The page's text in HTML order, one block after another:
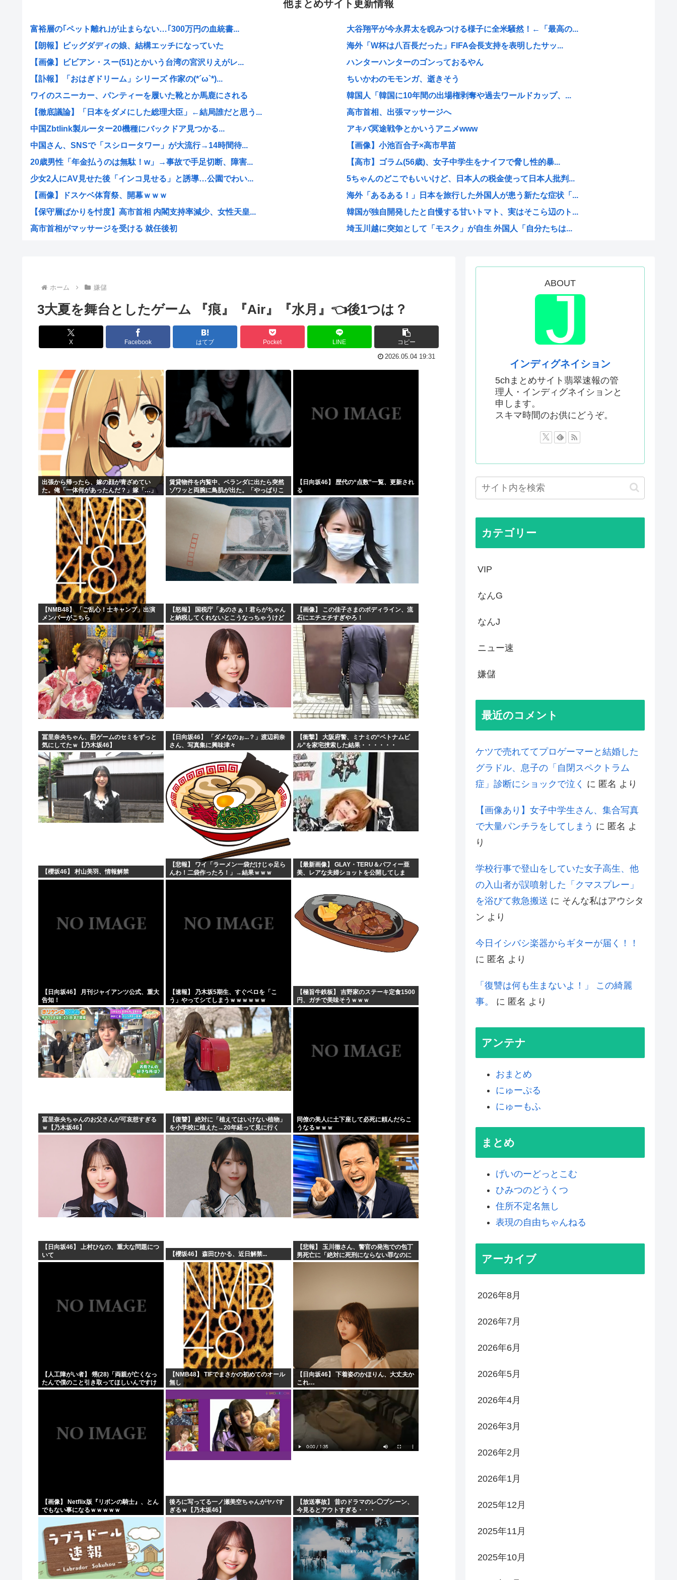
他まとめサイト更新情報
富裕層の｢ペット離れ｣が止まらない…｢300万円の血統書...
【朗報】ビッグダディの娘、結構エッチになっていた
【画像】ビビアン・スー(51)とかいう台湾の宮沢りえがレ...
【訃報】「おはぎドリーム」シリーズ 作家の(*´ω`*)...
ワイのスニーカー、パンティーを履いた靴とか馬鹿にされる
【徹底議論】「日本をダメにした総理大臣」←結局誰だと思う...
中国Zbtlink製ルーター20機種にバックドア見つかる...
中国さん、SNSで「スシロータワー」が大流行→14時間待...
20歳男性「年金払うのは無駄！w」→事故で手足切断、障害...
少女2人にAV見せた後「インコ見せる」と誘導…公園でわい...
【画像】ドスケベ体育祭、開幕ｗｗｗ
【保守層ばかりを忖度】高市首相 内閣支持率減少、女性天皇...
高市首相がマッサージを受ける 就任後初
【悲報】17歳で無期懲役になった奴、怖いwww
【悲報】中国の強者女性「年齢のせいで誰も私と結婚してくれ...
【画像あり】弱男「あのっ…！よかったらホテル…」女「ぷっ...
中国メディア 中国製の「プレハブ住宅」に世界から注文が殺...
おっパブ行ってきた結果www
マーベルの新作格ゲー、俺ちゃんことデッドプール(CV子安...
共産党・志位氏「高市首相は非核三原則を今後堅持すると言わ...
【画像】愛知の半グレ、怖すぎる→御尊顔がこちら…
「小泉やめろ」核巡る防衛相発言を批判、横浜駅西口で市民ら...
40代の独身って休日はなにしてるの？
【画像】グラドルさんの『胸』、丸見えになってしまうwww
京大病院で医療ミス 脳腫瘍手術で「正常な組織」を誤って摘...
大谷翔平が今永昇太を睨みつける様子に全米騒然！←「最高の...
海外「W杯は八百長だった」FIFA会長支持を表明したサッ...
ハンターハンターのゴンっておるやん
ちいかわのモモンガ、逝きそう
韓国人「韓国に10年間の出場権剥奪や過去ワールドカップ、...
高市首相、出張マッサージへ
アキバ冥途戦争とかいうアニメwww
【画像】小池百合子×高市早苗
【高市】ゴラム(56歳)、女子中学生をナイフで脅し性的暴...
5ちゃんのどこでもいいけど、日本人の税金使って日本人批判...
海外「あるある！」日本を旅行した外国人が患う新たな症状「...
韓国が独自開発したと自慢する甘いトマト、実はそこら辺のト...
埼玉川越に突如として「モスク」が自生 外国人「自分たちは...
【映画悲報】日本(ジャップ)の映画界、完全に終わる…現代...
超かぐや姫！スピンオフ漫画、「超かぐやメシ」連載決定ww...
韓国人「大韓航空の熊本地震飲料水支援に対する日本人の反応...
【衝撃】 韓国人「170cmの日本人、40cmデカい相手...
お前らってなんでみぃ山ってなんでアニメ化の前と後で意見が...
ワンピースの「世界に5種しかない飛行能力」発言の謎が遂に...
米農家「60kg作って1万8000円…コストは2万以上…...
井口裕香さん、「ケツ鍛えるより演技力鍛えろよ」とアニメフ...
海外「日本なんて行くんじゃなかった…」 日本を知ってしま...
ちいかわ映画見てきたんやがバッドエンドすぎん？
熊本県民「俺たち逆らわねえだぁ！自民党様に従いますだぁ！...
お絵描きAIくん、読む本が決まらない、可愛い女の子も作れ...
お前らお盆の準備をしたか？国父安倍晋三が天国から帰ってく...
ホーム 嫌儲
3大夏を舞台としたゲーム 『痕』『Air』『水月』👈後1つは？
X Facebook はてブ Pocket LINE コピー
2026.05.04 19:31
出張から帰ったら、嫁の顔が青ざめてい
た。俺「一体何があったんだ？」嫁「…」
→子供たちに話を聞くと…
賃貸物件を内覧中、ベランダに出たら突然
ゾワッと両腕に鳥肌が出た。「やっぱりこ
の部屋嫌だ」と思った瞬間、体が前にドン
ッと突き飛ばされて…
【日向坂46】 歴代の“点数”一覧、更新され
る
【NMB48】 「ご乱心！士キャンプ」出演
メンバーがこちら
【怒報】 国税庁「あのさぁ！君らがちゃん
と納税してくれないとこうなっちゃうけど
どうする？！」←これw w w w w w w w
【画像】 この佳子さまのボディライン、流
石にエチエチすぎやろ！
冨里奈央ちゃん、罰ゲームのセミをずっと
気にしてたｗ【乃木坂46】
【日向坂46】 「ダメなのぉ...？」渡辺莉奈
さん、写真集に興味津々
【衝撃】 大阪府警、ミナミの“ベトナムビ
ル”を家宅捜索した結果・・・・・・
【櫻坂46】 村山美羽、情報解禁
【悲報】 ワイ「ラーメン一袋だけじゃ足ら
んわ！二袋作ったろ！」→結果ｗｗｗ
【最新画像】 GLAY・TERU＆パフィー亜
美、レアな夫婦ショットを公開してしま
【日向坂46】 月刊ジャイアンツ公式、重大
告知！
【速報】 乃木坂5期生、すぐベロを「こ
う」やってシてしまうｗｗｗｗｗｗ
【極旨牛鉄板】 吉野家のステーキ定食1500
円、ガチで美味そうｗｗｗ
冨里奈央ちゃんのお父さんが可哀想すぎる
ｗ【乃木坂46】
【復讐】 絶対に「植えてはいけない植物」
を小学校に植えた→20年経って見に行く
と…「！？」衝撃の光景が・・・
同僚の美人に土下座して必死に頼んだらこ
うなるｗｗｗ
【日向坂46】 上村ひなの、重大な問題につ
いて
【櫻坂46】 森田ひかる、近日解禁...
【悲報】 玉川徹さん、警官の発泡での包丁
男死亡に「絶対に死刑にならない罪なのに
警察が死刑にした！」 → 元警官のマジレス
【人工障がい者】 甥(28)「両親が亡くなっ
たんで僕のこと引き取ってほしいんですけ
ど！」なんでいい年したヒキニートを引き
【NMB48】 TIFでまさかの初めてのオール
無し
【日向坂46】 下着姿のかほりん、大丈夫か
これ…
【画像】 Netflix版『リボンの騎士』、とん
でもない事になるｗｗｗｗｗ
後ろに写ってる一ノ瀬美空ちゃんがヤバす
ぎるｗ【乃木坂46】
【放送事故】 昔のドラマのレ◯プシーン、
今見るとアウトすぎる・・・
ABOUT
インディグネイション
5chまとめサイト翡翠速報の管
理人・インディグネイションと
申します。
スキマ時間のお供にどうぞ。
カテゴリー
VIP
なんG
なんJ
ニュー速
嫌儲
最近のコメント
ケツで売れててプロゲーマーと結婚した
グラドル、息子の「自閉スペクトラム
症」診断にショックで泣く に 匿名 より
【画像あり】女子中学生さん、集合写真
で大量パンチラをしてしまう に 匿名 よ
り
学校行事で登山をしていた女子高生、他
の入山者が誤噴射した「クマスプレー」
を浴びて救急搬送 に そんな私はアウシタ
ン より
今日イシバシ楽器からギターが届く！！
に 匿名 より
「復讐は何も生まないよ！」 この綺麗
事。
に 匿名 より
アンテナ
おまとめ
にゅーぷる
にゅーもふ
まとめ
げいのーどっとこむ
ひみつのどうくつ
住所不定名無し
表現の自由ちゃんねる
アーカイブ
2026年8月
2026年7月
2026年6月
2026年5月
2026年4月
2026年3月
2026年2月
2026年1月
2025年12月
2025年11月
2025年10月